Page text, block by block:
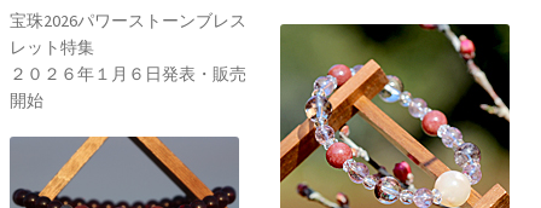
宝珠2026パワーストーンブレス
レット特集
２０２６年１月６日発表・販売
開始